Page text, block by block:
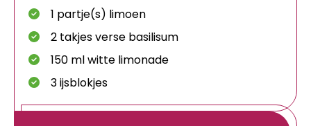
1 partje(s) limoen
2 takjes verse basilisum
150 ml witte limonade
3 ijsblokjes